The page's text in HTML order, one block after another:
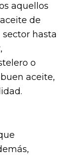
aquellos
de
hasta
o
aceite,